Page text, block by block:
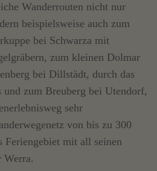
Wanderrouten nicht nur
beispielsweise auch zum
bei Schwarza mit
zum kleinen Dolmar
bei Dillstädt, durch das
zum Breuberg bei Utendorf,
sehr
von bis zu 300
Feriengebiet mit all seinen
Werra.